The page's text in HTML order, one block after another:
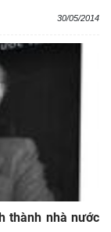
30/05/2014
thành nhà nước